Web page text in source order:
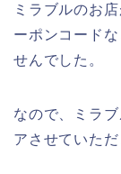
ミラブルのお
ーポンコード
せんでした。
なので、ミラ
アさせていた